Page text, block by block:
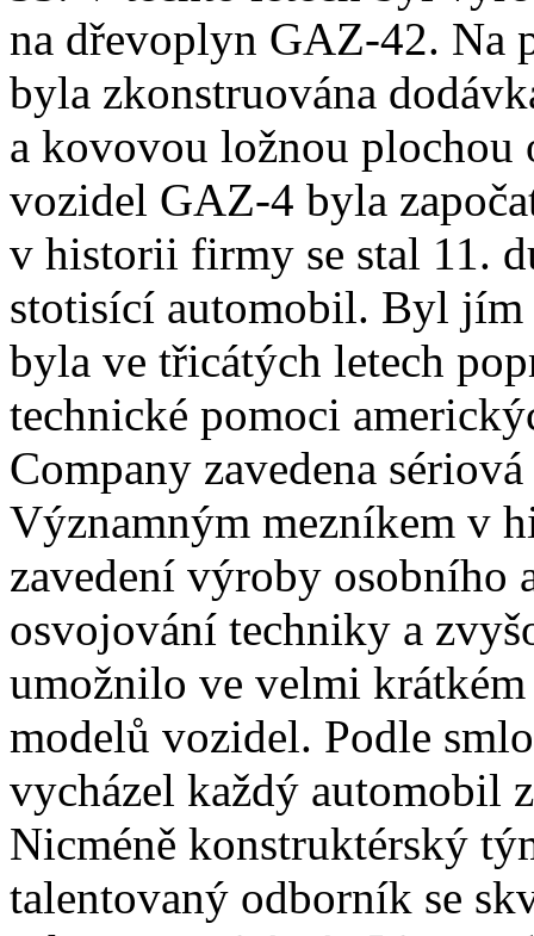
na dřevoplyn GAZ-42. Na
byla zkonstruována
a kovovou ložnou plochou
vozidel GAZ-4 byla
v historii firmy se stal 11.
stotisící automobil. Byl
byla ve třicátých letech
technické pomoci
Company zavedena
Významným mezníkem v
zavedení výroby
osvojování techniky a
umožnilo ve velmi
modelů vozidel. Podle
vycházel každý automobil
Nicméně konstruktérský
talentovaný odborník se